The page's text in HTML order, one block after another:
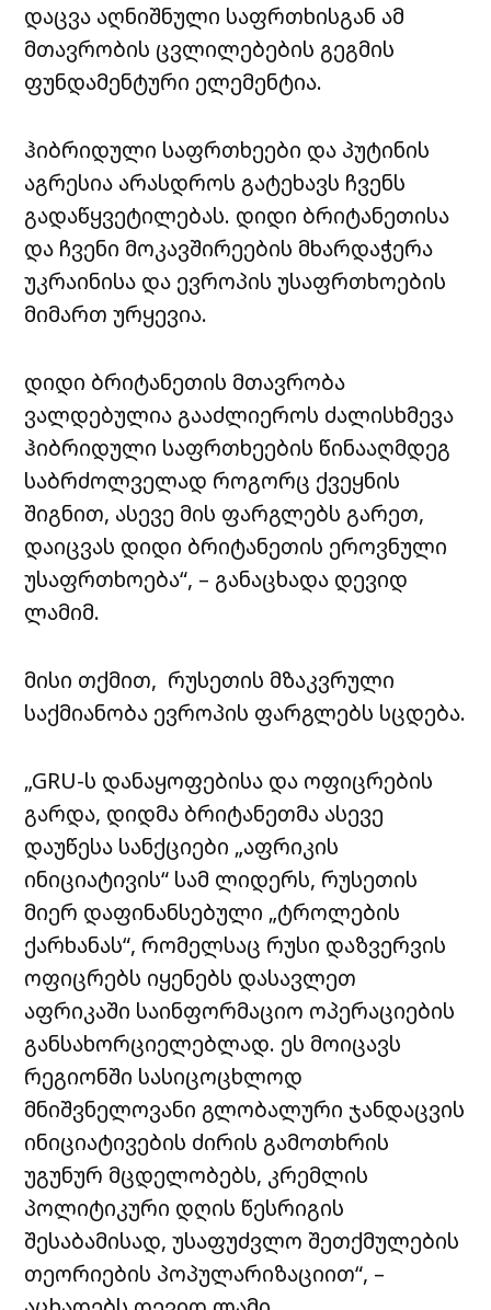
დაცვა აღნიშნული საფრთხისგან ამ
მთავრობის ცვლილებების გეგმის
ფუნდამენტური ელემენტია.
ჰიბრიდული საფრთხეები და პუტინის
აგრესია არასდროს გატეხავს ჩვენს
გადაწყვეტილებას. დიდი ბრიტანეთისა
და ჩვენი მოკავშირეების მხარდაჭერა
უკრაინისა და ევროპის უსაფრთხოების
მიმართ ურყევია.
დიდი ბრიტანეთის მთავრობა
ვალდებულია გააძლიეროს ძალისხმევა
ჰიბრიდული საფრთხეების წინააღმდეგ
საბრძოლველად როგორც ქვეყნის
შიგნით, ასევე მის ფარგლებს გარეთ,
დაიცვას დიდი ბრიტანეთის ეროვნული
უსაფრთხოება“, – განაცხადა დევიდ
ლამიმ.
მისი თქმით, რუსეთის მზაკვრული
საქმიანობა ევროპის ფარგლებს სცდება.
„GRU-ს დანაყოფებისა და ოფიცრების
გარდა, დიდმა ბრიტანეთმა ასევე
დაუწესა სანქციები „აფრიკის
ინიციატივის“ სამ ლიდერს, რუსეთის
მიერ დაფინანსებული „ტროლების
ქარხანას“, რომელსაც რუსი დაზვერვის
ოფიცრებს იყენებს დასავლეთ
აფრიკაში საინფორმაციო ოპერაციების
განსახორციელებლად. ეს მოიცავს
რეგიონში სასიცოცხლოდ
მნიშვნელოვანი გლობალური ჯანდაცვის
ინიციატივების ძირის გამოთხრის
უგუნურ მცდელობებს, კრემლის
პოლიტიკური დღის წესრიგის
შესაბამისად, უსაფუძვლო შეთქმულების
თეორიების პოპულარიზაციით“, –